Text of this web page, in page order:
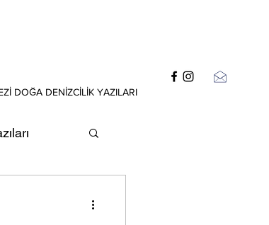
DOĞA DENİZCİLİK YAZILARI